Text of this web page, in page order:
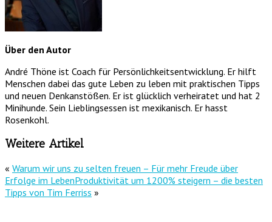
Über den Autor
André Thöne ist Coach für Persönlichkeitsentwicklung. Er hilft
Menschen dabei das gute Leben zu leben mit praktischen Tipps
und neuen Denkanstößen. Er ist glücklich verheiratet und hat 2
Minihunde. Sein Lieblingsessen ist mexikanisch. Er hasst
Rosenkohl.
Weitere Artikel
« Warum wir uns zu selten freuen – Für mehr Freude über
Erfolge im LebenProduktivität um 1200% steigern – die besten
Tipps von Tim Ferriss »